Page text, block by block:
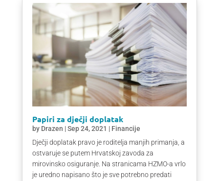
Papiri za dječji doplatak
by Drazen |Sep 24, 2021 | Financije
Dječji doplatak pravo je roditelja manjih primanja, a
ostvaruje se putem Hrvatskoj zavoda za
mirovinsko osiguranje. Na stranicama HZMO-a vrlo
je uredno napisano što je sve potrebno predati